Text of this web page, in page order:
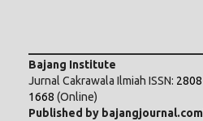
Bajang Institute
Jurnal Cakrawala Ilmiah ISSN:
1668 (Online)
Published by